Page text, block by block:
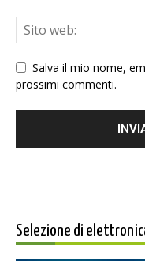
Salva il mio nome,
prossimi commenti.
Selezione di